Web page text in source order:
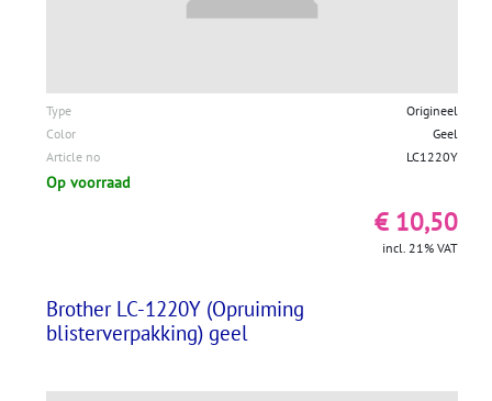
Type
Origineel
Color
Geel
Article no
LC1220Y
Op voorraad
€ 10,50
incl. 21% VAT
Brother LC-1220Y (Opruiming
blisterverpakking) geel